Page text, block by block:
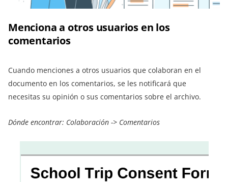
Menciona a otros usuarios en los
comentarios
Cuando menciones a otros usuarios que colaboran en el
documento en los comentarios, se les notificará que
necesitas su opinión o sus comentarios sobre el archivo.
Dónde encontrar: Colaboración -> Comentarios